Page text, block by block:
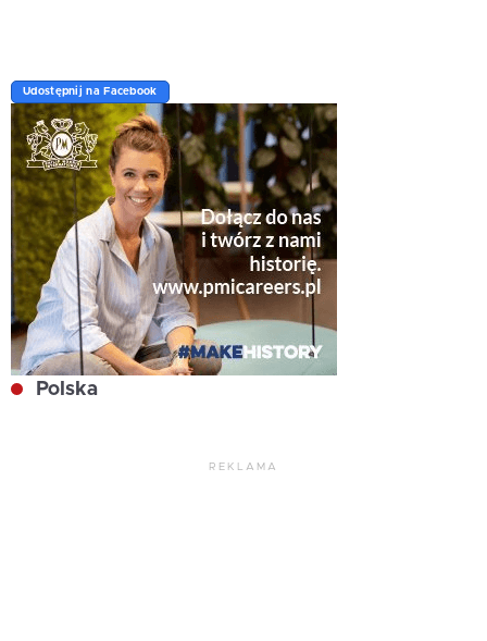
Udostępnij na Facebook
Polska
REKLAMA